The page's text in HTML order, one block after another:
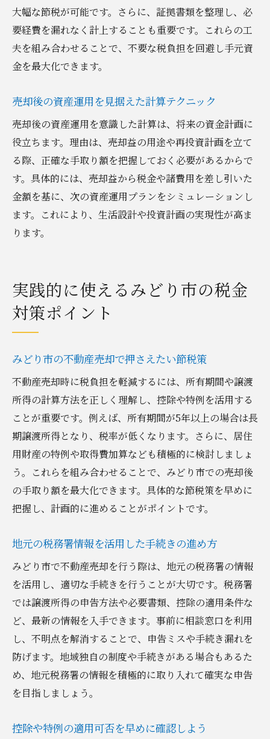
大幅な節税が可能です。さらに、証拠書類を整理し、必
要経費を漏れなく計上することも重要です。これらの工
夫を組み合わせることで、不要な税負担を回避し手元資
金を最大化できます。
売却後の資産運用を見据えた計算テクニック
売却後の資産運用を意識した計算は、将来の資金計画に
役立ちます。理由は、売却益の用途や再投資計画を立て
る際、正確な手取り額を把握しておく必要があるからで
す。具体的には、売却益から税金や諸費用を差し引いた
金額を基に、次の資産運用プランをシミュレーションし
ます。これにより、生活設計や投資計画の実現性が高ま
ります。
実践的に使えるみどり市の税金
対策ポイント
みどり市の不動産売却で押さえたい節税策
不動産売却時に税負担を軽減するには、所有期間や譲渡
所得の計算方法を正しく理解し、控除や特例を活用する
ことが重要です。例えば、所有期間が5年以上の場合は長
期譲渡所得となり、税率が低くなります。さらに、居住
用財産の特例や取得費加算なども積極的に検討しましょ
う。これらを組み合わせることで、みどり市での売却後
の手取り額を最大化できます。具体的な節税策を早めに
把握し、計画的に進めることがポイントです。
地元の税務署情報を活用した手続きの進め方
みどり市で不動産売却を行う際は、地元の税務署の情報
を活用し、適切な手続きを行うことが大切です。税務署
では譲渡所得の申告方法や必要書類、控除の適用条件な
ど、最新の情報を入手できます。事前に相談窓口を利用
し、不明点を解消することで、申告ミスや手続き漏れを
防げます。地域独自の制度や手続きがある場合もあるた
め、地元税務署の情報を積極的に取り入れて確実な申告
を目指しましょう。
控除や特例の適用可否を早めに確認しよう